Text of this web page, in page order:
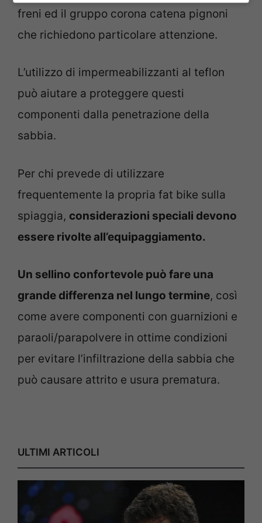
freni ed il gruppo corona catena pignoni
che richiedono particolare attenzione.
L’utilizzo di impermeabilizzanti al teflon
può aiutare a proteggere questi
componenti dalla penetrazione della
sabbia.
Per chi prevede di utilizzare
frequentemente la propria fat bike sulla
spiaggia, considerazioni speciali devono
essere rivolte all’equipaggiamento.
Un sellino confortevole può fare una
grande differenza nel lungo termine, così
come avere componenti con guarnizioni e
paraoli/parapolvere in ottime condizioni
per evitare l’infiltrazione della sabbia che
può causare attrito e usura prematura.
ULTIMI ARTICOLI